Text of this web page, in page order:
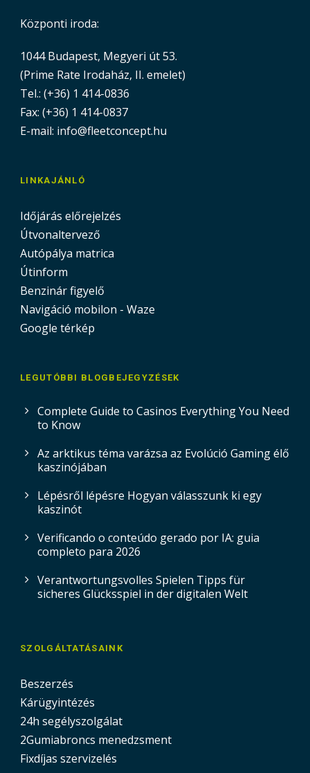
Központi iroda:
1044 Budapest, Megyeri út 53.
(Prime Rate Irodaház, II. emelet)
Tel.: (+36) 1 414-0836
Fax: (+36) 1 414-0837
E-mail: info@fleetconcept.hu
LINKAJÁNLÓ
Időjárás előrejelzés
Útvonaltervező
Autópálya matrica
Útinform
Benzinár figyelő
Navigáció mobilon - Waze
Google térkép
LEGUTÓBBI BLOGBEJEGYZÉSEK
Complete Guide to Casinos Everything You Need
to Know
Az arktikus téma varázsa az Evolúció Gaming élő
kaszinójában
Lépésről lépésre Hogyan válasszunk ki egy
kaszinót
Verificando o conteúdo gerado por IA: guia
completo para 2026
Verantwortungsvolles Spielen Tipps für
sicheres Glücksspiel in der digitalen Welt
SZOLGÁLTATÁSAINK
Beszerzés
Kárügyintézés
24h segélyszolgálat
2Gumiabroncs menedzsment
Fixdíjas szervizelés